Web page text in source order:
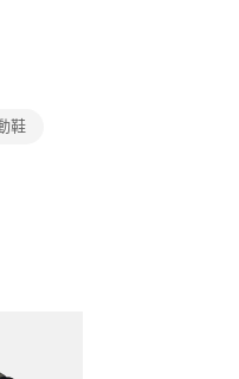
」服務完成之
給付款項請
取法律行
鞋